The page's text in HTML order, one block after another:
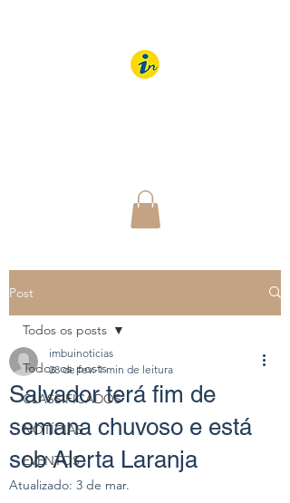
Post
Todos os posts
CLASSIFICADOS
NOTÍCIAS
EVENTOS
Todos os posts
Salvador terá fim de
semana chuvoso e está
sob Alerta Laranja
imbuinoticias
28 de fev. 1 min de leitura
Atualizado: 3 de mar.